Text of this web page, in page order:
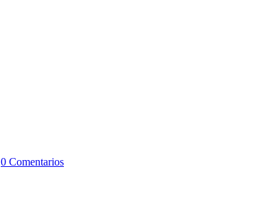
0 Comentarios